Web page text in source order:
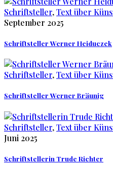
Schriftsteller,Text über
September 2025
Schriftsteller Werner Heiduczek
Schriftsteller,Text über
Schriftsteller Werner Bräunig
Schriftsteller,Text über
Juni 2025
Schriftstellerin Trude Richter